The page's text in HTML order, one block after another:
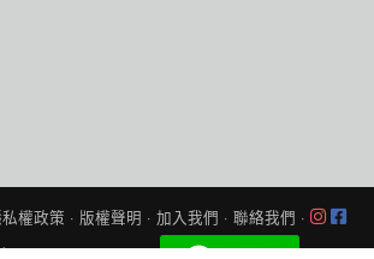
權政策 · 版權聲明 · 加入我們 · 聯絡我們 ·
All Rights Reserved.